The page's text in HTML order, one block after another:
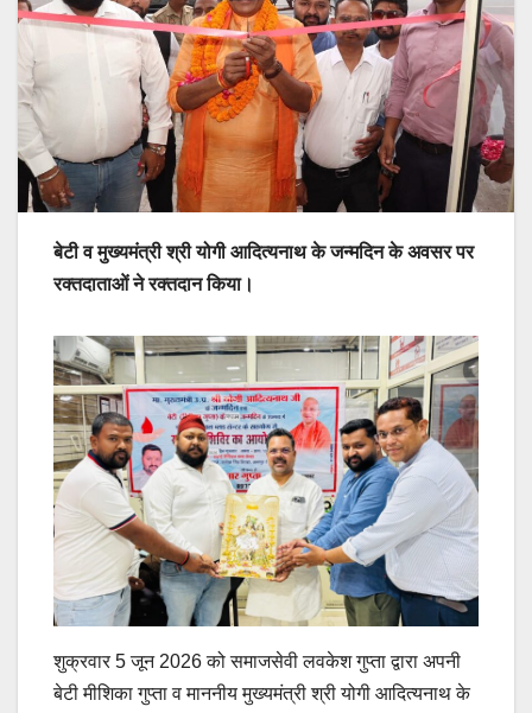
बेटी व मुख्यमंत्री श्री योगी आदित्यनाथ के जन्मदिन के अवसर पर
रक्तदाताओं ने रक्तदान किया।
शुक्रवार 5 जून 2026 को समाजसेवी लवकेश गुप्ता द्वारा अपनी
बेटी मीशिका गुप्ता व माननीय मुख्यमंत्री श्री योगी आदित्यनाथ के